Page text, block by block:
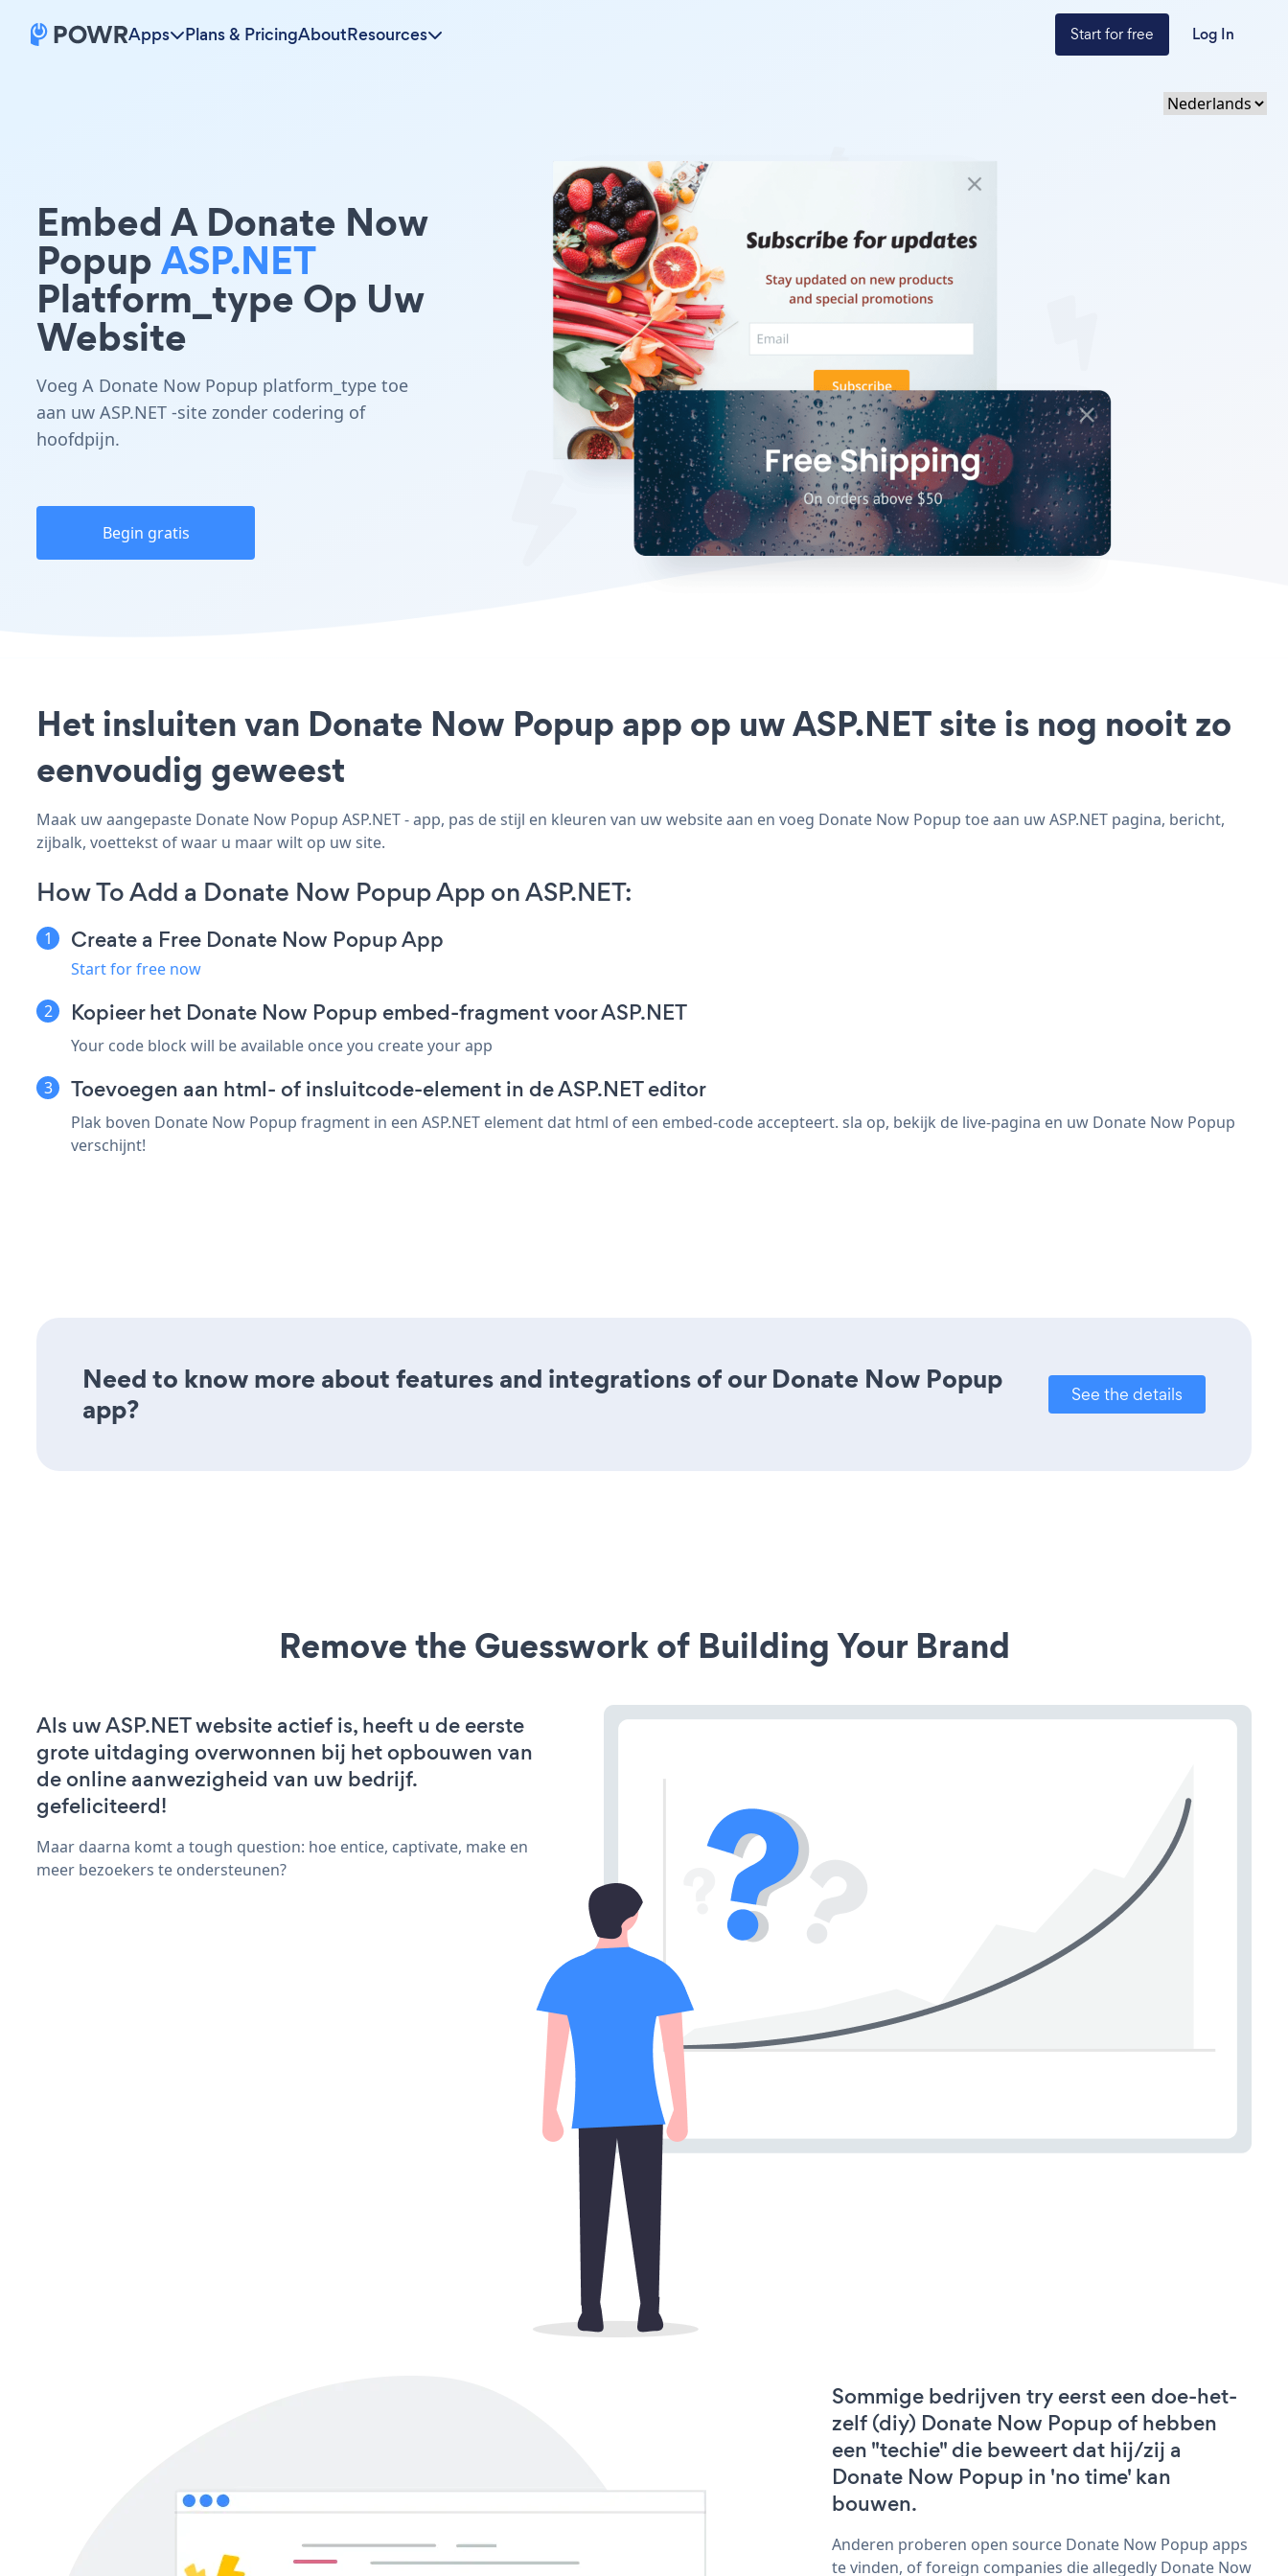
Apps Plans & PricingAboutResources Start for free Log In
Embed A Donate Now
PopupASP.NET
Platform_type Op Uw
Website
Voeg A Donate Now Popup platform_type toe
aan uw ASP.NET -site zonder codering of
hoofdpijn.
Begin gratis
Het insluiten van Donate Now Popup app op uw ASP.NET site is nog nooit zo
eenvoudig geweest
Maak uw aangepaste Donate Now Popup ASP.NET - app, pas de stijl en kleuren van uw website aan en voeg Donate Now Popup toe aan uw ASP.NET pagina, bericht,
zijbalk, voettekst of waar u maar wilt op uw site.
How To Add a Donate Now Popup App on ASP.NET:
Create a Free Donate Now Popup App
Start for free now
Kopieer het Donate Now Popup embed-fragment voor ASP.NET
Your code block will be available once you create your app
Toevoegen aan html- of insluitcode-element in de ASP.NET editor
Plak boven Donate Now Popup fragment in een ASP.NET element dat html of een embed-code accepteert. sla op, bekijk de live-pagina en uw Donate Now Popup
verschijnt!
Need to know more about features and integrations of our Donate Now Popup
app?
See the details
Remove the Guesswork of Building Your Brand
Als uw ASP.NET website actief is, heeft u de eerste
grote uitdaging overwonnen bij het opbouwen van
de online aanwezigheid van uw bedrijf.
gefeliciteerd!
Maar daarna komt a tough question: hoe entice, captivate, make en
meer bezoekers te ondersteunen?
Sommige bedrijven try eerst een doe-het-
zelf (diy) Donate Now Popup of hebben
een "techie" die beweert dat hij/zij a
Donate Now Popup in 'no time' kan
bouwen.
Anderen proberen open source Donate Now Popup apps
te vinden, of foreign companies die allegedly Donate Now